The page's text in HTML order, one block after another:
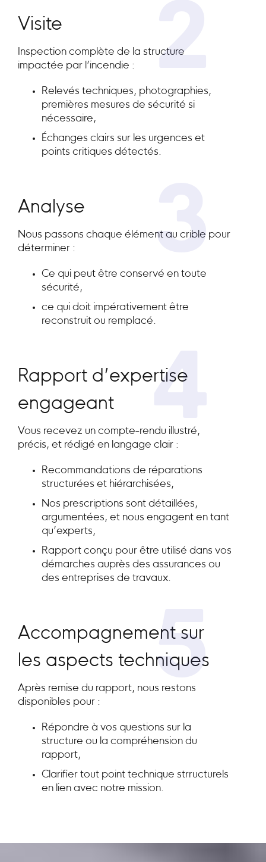
2
Visite
Inspection complète de la structure
impactée par l’incendie :
Relevés techniques, photographies,
premières mesures de sécurité si
nécessaire,
Échanges clairs sur les urgences et
points critiques détectés.
3
Analyse
Nous passons chaque élément au crible pour
déterminer :
Ce qui peut être conservé en toute
sécurité,
ce qui doit impérativement être
reconstruit ou remplacé.
4
Rapport d’expertise
engageant
Vous recevez un compte-rendu illustré,
précis, et rédigé en langage clair :
Recommandations de réparations
structurées et hiérarchisées,
Nos prescriptions sont détaillées,
argumentées, et nous engagent en tant
qu’experts,
Rapport conçu pour être utilisé dans vos
démarches auprès des assurances ou
des entreprises de travaux.
5
Accompagnement sur
les aspects techniques
Après remise du rapport, nous restons
disponibles pour :
Répondre à vos questions sur la
structure ou la compréhension du
rapport,
Clarifier tout point technique strructurels
en lien avec notre mission.